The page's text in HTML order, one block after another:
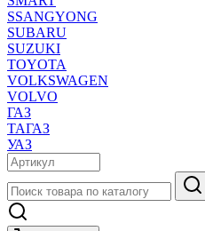
SSANGYONG
SUBARU
SUZUKI
TOYOTA
VOLKSWAGEN
VOLVO
ГАЗ
ТАГАЗ
УАЗ